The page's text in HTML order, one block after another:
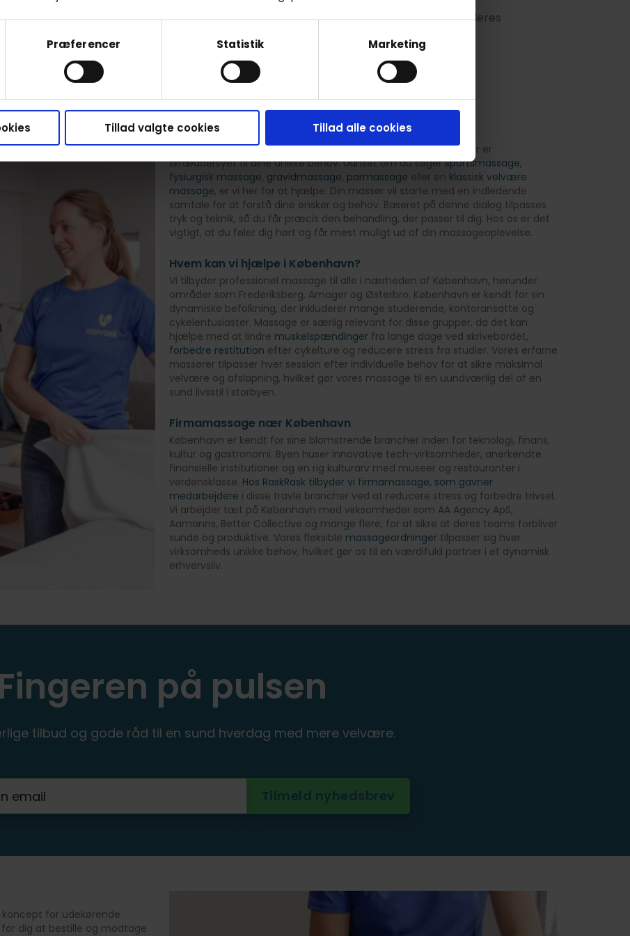
Præferencer Statistik Marketing
Tillad valgte cookies Tillad alle cookies
er inklusiv transport, forsikring og godt humør. Tryk på behandleren for at se alle deres
Hvad tilbyder RaskRask i København?
Hos RaskRask er vores mål at give dig en massageoplevelse, der er
skræddersyet til dine unikke behov. Uanset om du søgersportsmassage,
fysiurgisk massage, gravidmassage, parmassage eller en klassisk velvære
massage, er vi her for at hjælpe. Din massør vil starte med en indledende
samtale for at forstå dine ønsker og behov. Baseret på denne dialog tilpasses
tryk og teknik, så du får præcis den behandling, der passer til dig. Hos os er det
vigtigt, at du føler dig hørt og får mest muligt ud af din massageoplevelse.
Hvem kan vi hjælpe i København?
Vi tilbyder professionel massage til alle i nærheden af København, herunder
områder som Frederiksberg, Amager og Østerbro. København er kendt for sin
dynamiske befolkning, der inkluderer mange studerende, kontoransatte og
cykelentusiaster. Massage er særlig relevant for disse grupper, da det kan
hjælpe med at lindre muskelspændinger fra lange dage ved skrivebordet,
forbedre restitution efter cykelture og reducere stress fra studier. Vores erfarne
massører tilpasser hver session efter individuelle behov for at sikre maksimal
velvære og afslapning, hvilket gør vores massage til en uundværlig del af en
sund livsstil i storbyen.
Firmamassage nær København
København er kendt for sine blomstrende brancher inden for teknologi, finans,
kultur og gastronomi. Byen huser innovative tech-virksomheder, anerkendte
finansielle institutioner og en rig kulturarv med museer og restauranter i
verdensklasse. Hos RaskRask tilbyder vi firmamassage, som gavner
medarbejdere i disse travle brancher ved at reducere stress og forbedre trivsel.
Vi arbejder tæt på København med virksomheder som AA Agency ApS,
Aamanns, Better Collective og mange flere, for at sikre at deres teams forbliver
sunde og produktive. Vores fleksible massageordninger tilpasser sig hver
virksomheds unikke behov, hvilket gør os til en værdifuld partner i et dynamisk
erhvervsliv.
Fingeren på pulsen
tilbud og gode råd til en sund hverdag med mere velvære.
koncept for udekørende
dig at bestille og modtage